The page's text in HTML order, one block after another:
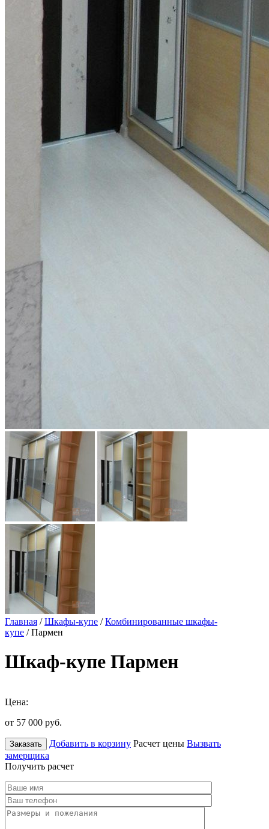
Главная /Шкафы-купе /Комбинированные шкафы-
купе / Пармен
Шкаф-купе Пармен
Цена:
от 57 000 руб.
Заказать Добавить в корзину Расчет цены Вызвать
замерщика
Получить расчет